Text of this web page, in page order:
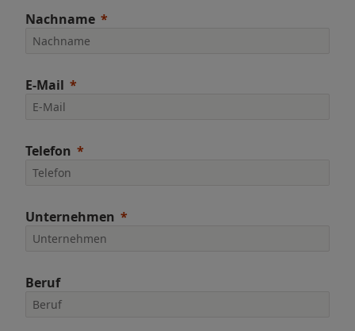
Nachname
E-Mail
Telefon
Unternehmen
Beruf